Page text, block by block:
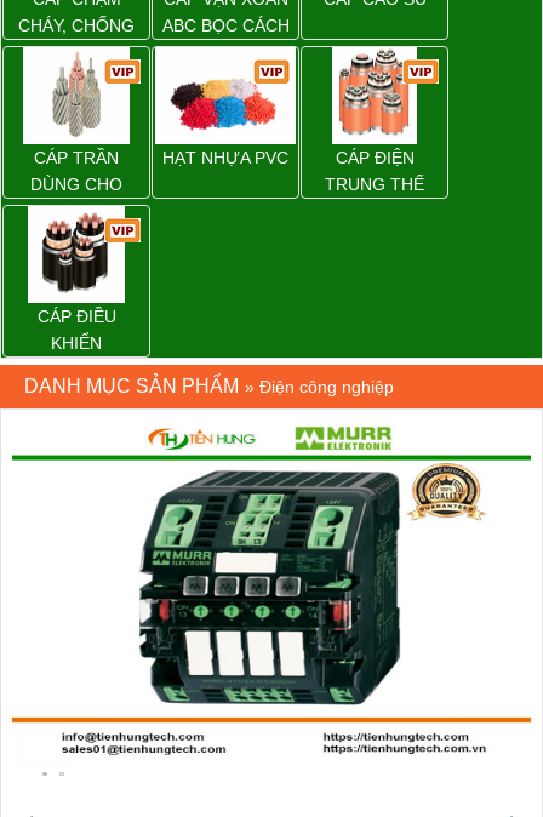
CHÁY, CHỐNG
CHÁY
ABC BỌC CÁCH
ĐIỆN XLPE
CÁP TRẦN
DÙNG CHO
ĐƯỜNG DÂY
TẢI ĐIỆN TRÊN
KHÔNG
HẠT NHỰA PVC
CÁP ĐIỆN
TRUNG THẾ
CÁP ĐIỀU
KHIỂN
DANH MỤC SẢN PHẨM » Điện công nghiệp